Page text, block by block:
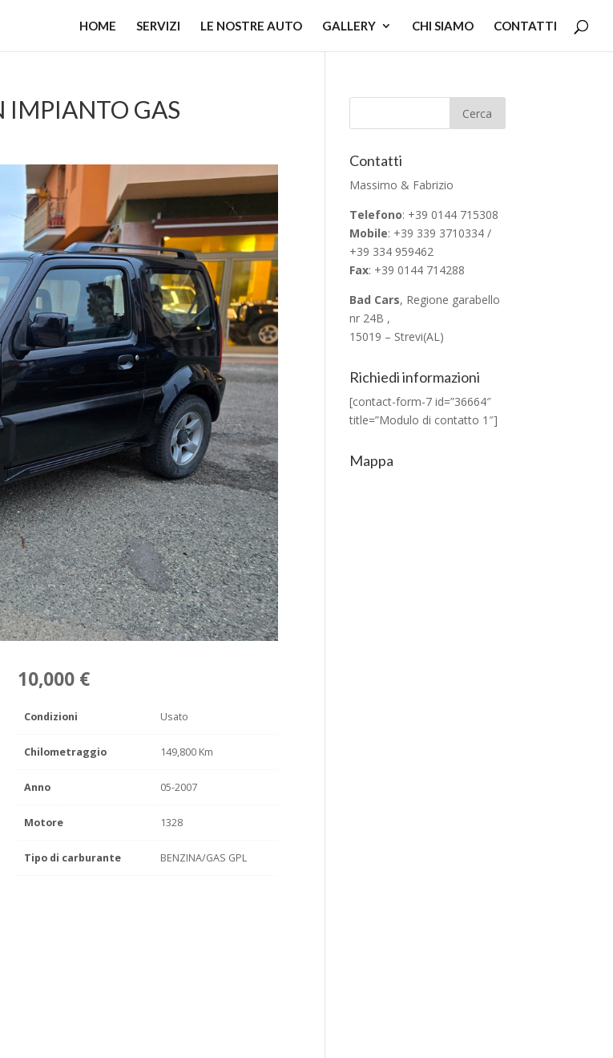
HOME SERVIZI LE NOSTRE AUTO GALLERY CHI SIAMO CONTATTI
IMPIANTO GAS
10,000 €
Condizioni Usato
Chilometraggio 149,800 Km
Anno 05-2007
Motore 1328
Tipo di carburante BENZINA/GAS GPL
Contatti
Massimo & Fabrizio
Telefono: +39 0144 715308
Mobile: +39 339 3710334 /
+39 334 959462
Fax: +39 0144 714288
Bad Cars, Regione garabello
nr 24B ,
15019 – Strevi(AL)
Richiedi informazioni
[contact-form-7 id=”36664″
title=”Modulo di contatto 1″]
Mappa